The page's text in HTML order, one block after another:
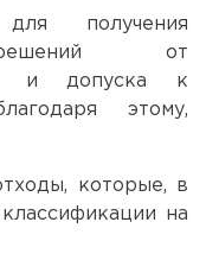
получения
от
и допуска к
этому,
которые, в
на